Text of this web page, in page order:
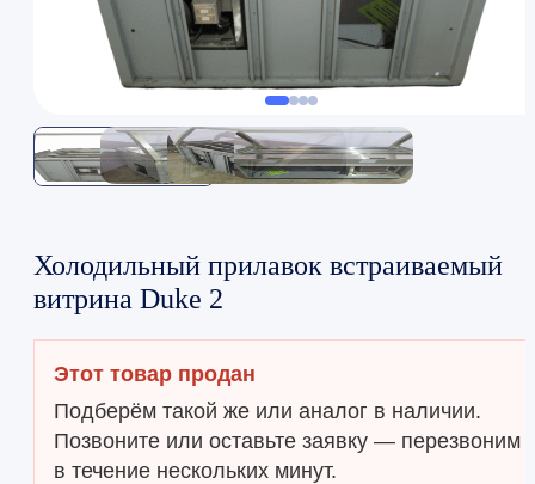
Холодильный прилавок встраиваемый
витрина Duke 2
Этот товар продан
Подберём такой же или аналог в наличии.
Позвоните или оставьте заявку — перезвоним
в течение нескольких минут.